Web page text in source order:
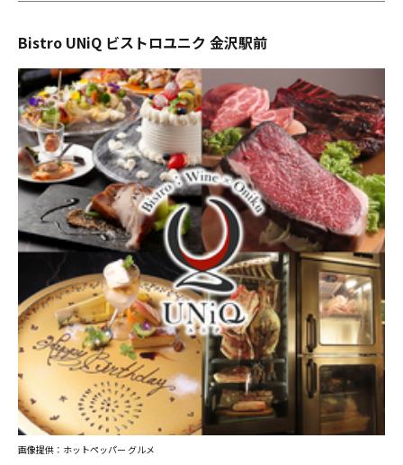
Bistro UNiQ ビストロユニク 金沢駅前
画像提供：ホットペッパー グルメ